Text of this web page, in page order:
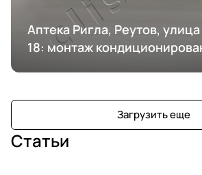
Аптека Ригла, Реутов,
18: монтаж
Загрузить еще
Статьи